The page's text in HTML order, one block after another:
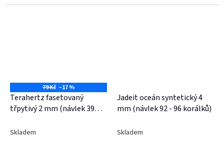
79 Kč –17 %
Terahertz fasetovaný
třpytivý 2 mm (návlek 39
Skladem
Jadeit oceán syntetický 4
mm (návlek 92 - 96 korálků)
Skladem